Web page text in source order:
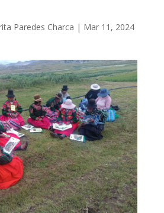
Paredes Charca | Mar 11, 2024